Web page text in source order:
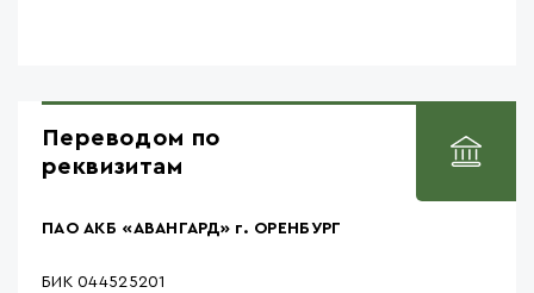
Переводом по
реквизитам
ПАО АКБ «АВАНГАРД» г. ОРЕНБУРГ
БИК 044525201